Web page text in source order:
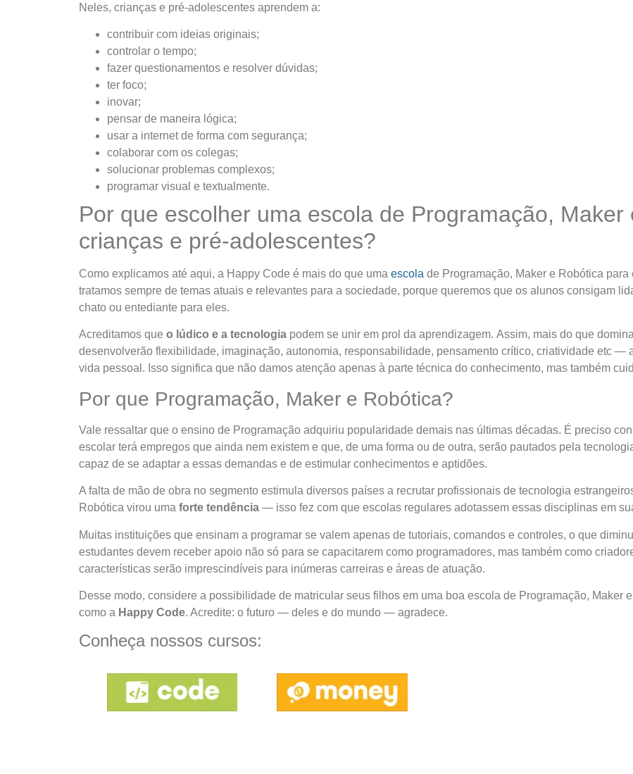
Neles, crianças e pré-adolescentes aprendem a:
contribuir com ideias originais;
controlar o tempo;
fazer questionamentos e resolver dúvidas;
ter foco;
inovar;
pensar de maneira lógica;
usar a internet de forma com segurança;
colaborar com os colegas;
solucionar problemas complexos;
programar visual e textualmente.
Por que escolher uma escola de Programação, Maker
crianças e pré-adolescentes?
Como explicamos até aqui, a Happy Code é mais do que uma escola de Programação, Maker e Robótica
tratamos sempre de temas atuais e relevantes para a sociedade, porque queremos que os alunos consigam
chato ou entediante para eles.
Acreditamos que o lúdico e a tecnologia podem se unir em prol da aprendizagem. Assim, mais do que
desenvolverão flexibilidade, imaginação, autonomia, responsabilidade, pensamento crítico, criatividade etc —
vida pessoal. Isso significa que não damos atenção apenas à parte técnica do conhecimento, mas também
Por que Programação, Maker e Robótica?
Vale ressaltar que o ensino de Programação adquiriu popularidade demais nas últimas décadas. É preciso
escolar terá empregos que ainda nem existem e que, de uma forma ou de outra, serão pautados pela
capaz de se adaptar a essas demandas e de estimular conhecimentos e aptidões.
A falta de mão de obra no segmento estimula diversos países a recrutar profissionais de tecnologia
Robótica virou uma forte tendência — isso fez com que escolas regulares adotassem essas disciplinas em
Muitas instituições que ensinam a programar se valem apenas de tutoriais, comandos e controles, o que
estudantes devem receber apoio não só para se capacitarem como programadores, mas também como
características serão imprescindíveis para inúmeras carreiras e áreas de atuação.
Desse modo, considere a possibilidade de matricular seus filhos em uma boa escola de Programação, Maker
como a Happy Code. Acredite: o futuro — deles e do mundo — agradece.
Conheça nossos cursos: